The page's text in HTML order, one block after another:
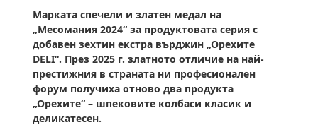
Марката спечели и златен медал на
„Месомания 2024“ за продуктовата серия с
добавен зехтин екстра върджин „Орехите
DELI“. През 2025 г. златното отличие на най-
престижния в страната ни професионален
форум получиха отново два продукта
„Орехите“ – шпековите колбаси класик и
деликатесен.